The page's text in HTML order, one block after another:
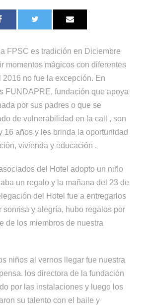
FPSC es tradición en Diciembre
momentos mágicos con diferentes
2016 no fue la excepción. En
FUNDAPRE, fundación que apoya
por sus padres o que se
de vulnerabilidad en la call , son
16 años y les brinda la oportunidad
vivienda y educación .
del Hotel adopto un niño
un regalo y la mañana del 23 de
del Hotel fue a entregarlos
sonrisa y alegría, hubo regalos por
de los miembros de nuestra
niños al vernos llegar fue nuestra
los directora de la fundación
por las instalaciones y luego los
su talento con el baile y